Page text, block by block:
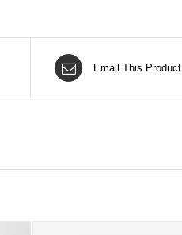
Email This Product